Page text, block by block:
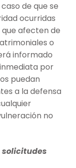
de que se
ocurridas
afecten de
o
informado
por
puedan
a la defensa
no